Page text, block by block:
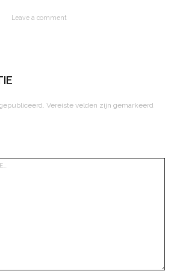
Leave a comment
Vereiste velden zijn gemarkeerd